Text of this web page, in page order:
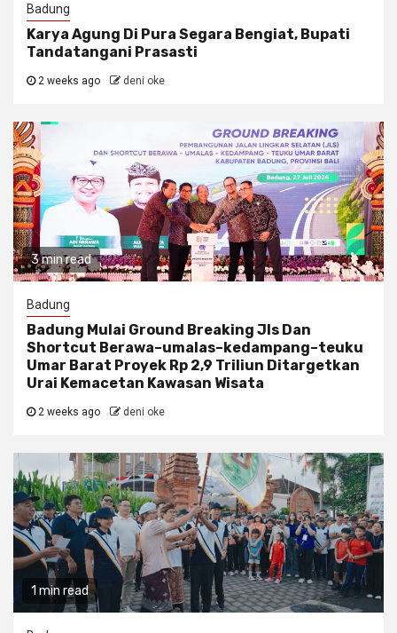
Badung
Karya Agung Di Pura Segara Bengiat, Bupati
Tandatangani Prasasti
2 weeks ago deni oke
3 min read
Badung
Badung Mulai Ground Breaking Jls Dan
Shortcut Berawa–umalas–kedampang–teuku
Umar Barat Proyek Rp 2,9 Triliun Ditargetkan
Urai Kemacetan Kawasan Wisata
2 weeks ago deni oke
1 min read